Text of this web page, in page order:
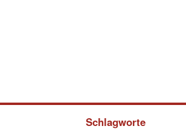
Schlagworte